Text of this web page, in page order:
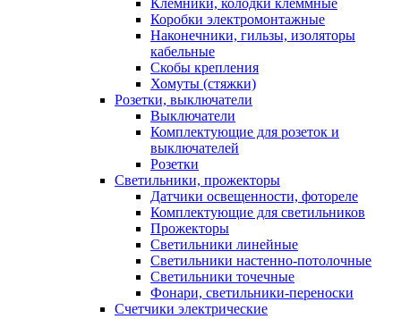
Клемники, колодки клеммные
Коробки электромонтажные
Наконечники, гильзы, изоляторы
кабельные
Скобы крепления
Хомуты (стяжки)
Розетки, выключатели
Выключатели
Комплектующие для розеток и
выключателей
Розетки
Светильники, прожекторы
Датчики освещенности, фотореле
Комплектующие для светильников
Прожекторы
Светильники линейные
Светильники настенно-потолочные
Светильники точечные
Фонари, светильники-переноски
Счетчики электрические